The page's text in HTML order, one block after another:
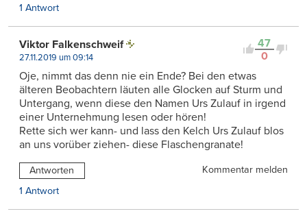
1 Antwort
47
0
Viktor Falkenschweif
27.11.2019 um 09:14
Oje, nimmt das denn nie ein Ende? Bei den etwas
älteren Beobachtern läuten alle Glocken auf Sturm und
Untergang, wenn diese den Namen Urs Zulauf in irgend
einer Unternehmung lesen oder hören!
Rette sich wer kann- und lass den Kelch Urs Zulauf blos
an uns vorüber ziehen- diese Flaschengranate!
Antworten
Kommentar melden
1 Antwort